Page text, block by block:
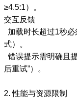
≥4.5:1）。
交互反馈
加载时长超过1秒
式）。
错误提示需明确且
后重试”）。
2. 性能与资源限制